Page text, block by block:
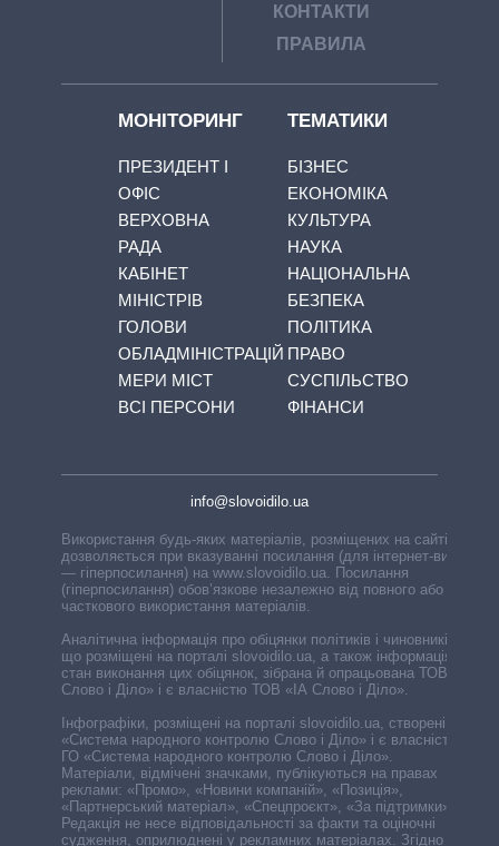
КОНТАКТИ
ПРАВИЛА
МОНІТОРИНГ
ПРЕЗИДЕНТ І
ОФІС
ВЕРХОВНА
РАДА
КАБІНЕТ
МІНІСТРІВ
ГОЛОВИ
ОБЛАДМІНІСТРАЦІЙ
МЕРИ МІСТ
ВСІ ПЕРСОНИ
ТЕМАТИКИ
БІЗНЕС
ЕКОНОМІКА
КУЛЬТУРА
НАУКА
НАЦІОНАЛЬНА
БЕЗПЕКА
ПОЛІТИКА
ПРАВО
СУСПІЛЬСТВО
ФІНАНСИ
info@slovoidilo.ua
Використання будь-яких матеріалів, розміщених на сайті,
дозволяється при вказуванні посилання (для інтернет-видань
— гіперпосилання) на www.slovoidilo.ua. Посилання
(гіперпосилання) обов’язкове незалежно від повного або
часткового використання матеріалів.
Аналітична інформація про обіцянки політиків і чиновників,
що розміщені на порталі slovoidilo.ua, а також інформація про
стан виконання цих обіцянок, зібрана й опрацьована ТОВ «ІА
Слово і Діло» і є власністю ТОВ «ІА Слово і Діло».
Інфографіки, розміщені на порталі slovoidilo.ua, створені ГО
«Система народного контролю Слово і Діло» і є власністю
ГО «Система народного контролю Слово і Діло».
Матеріали, відмічені значками, публікуються на правах
реклами: «Промо», «Новини компаній», «Позиція»,
«Партнерський матеріал», «Спецпроєкт», «За підтримки».
Редакція не несе відповідальності за факти та оціночні
судження, оприлюднені у рекламних матеріалах. Згідно з